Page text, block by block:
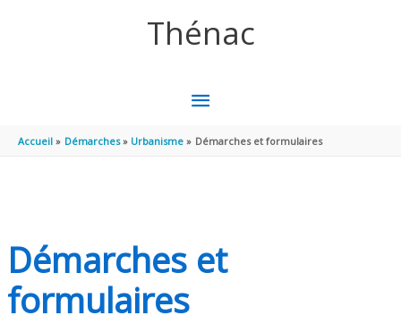
Thénac
MENU
PRINCIPAL
Accueil Démarches Urbanisme Démarches et formulaires
Démarches et
formulaires